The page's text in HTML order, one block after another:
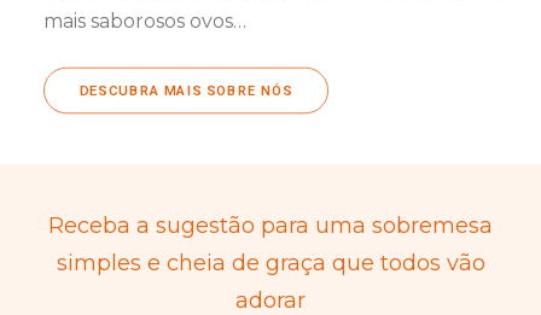
mais saborosos ovos…
DESCUBRA MAIS SOBRE NÓS
Receba a sugestão para uma sobremesa
simples e cheia de graça que todos vão
adorar